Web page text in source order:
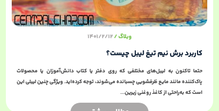
وبلاگ 1401/2/12
کاربرد برش نیم تیغ لیبل چیست؟
حتما تاکنون به لیبل‌های مختلفی که روی دفتر یا کتاب دانش‌آموزان یا محصولات
پاک‌کننده مانند مایع ظرفشویی چسبانده می‌شوند، توجه کرده‌اید. ویژگی چنین لیبلی این
است که به‌راحتی از کاغذ روغنی زیرین...